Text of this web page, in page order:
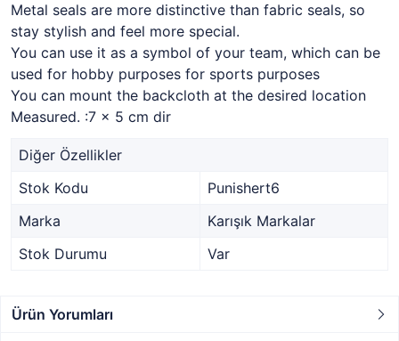
Metal seals are more distinctive than fabric seals, so
stay stylish and feel more special.
You can use it as a symbol of your team, which can be
used for hobby purposes for sports purposes
You can mount the backcloth at the desired location
Measured. :7 x 5 cm dir
Diğer Özellikler
Stok Kodu
Punishert6
Marka
Karışık Markalar
Stok Durumu
Var
Ürün Yorumları